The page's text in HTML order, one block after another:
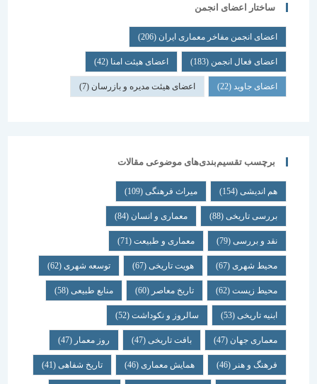
ساختار اعضای انجمن
اعضای انجمن مفاخر معماری ایران (206)
اعضای فعال انجمن(183) اعضای هیئت امنا(42)
اعضای جاوید(22) اعضای هیئت مدیره و بازرسان(7)
برچسب تقسیم‌بندی‌های موضوعی مقالات
هم اندیشی (154) میراث فرهنگی (109)
بررسی تاریخی (88) معماری و انسان (84)
نقد و بررسی (79) معماری و طبیعت (71)
محیط شهری(67) هویت تاریخی(67) توسعه شهری(62)
محیط زیست(62) تاریخ معاصر(60) منابع طبیعی(58)
ابنیه تاریخی(53) سالروز و نکوداشت(52)
معماری جهان (47) بافت تاریخی(47) روز معمار(47)
فرهنگ و هنر(46) همایش معماری (46) تاریخ شفاهی (41)